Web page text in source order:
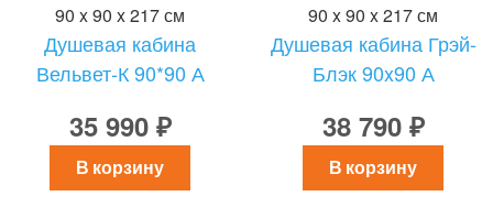
90 x 90 x 217 см
Душевая кабина
Вельвет-К 90*90 А
35 990 ₽
В корзину
90 x 90 x 217 см
Душевая кабина Грэй-
Блэк 90x90 А
38 790 ₽
В корзину